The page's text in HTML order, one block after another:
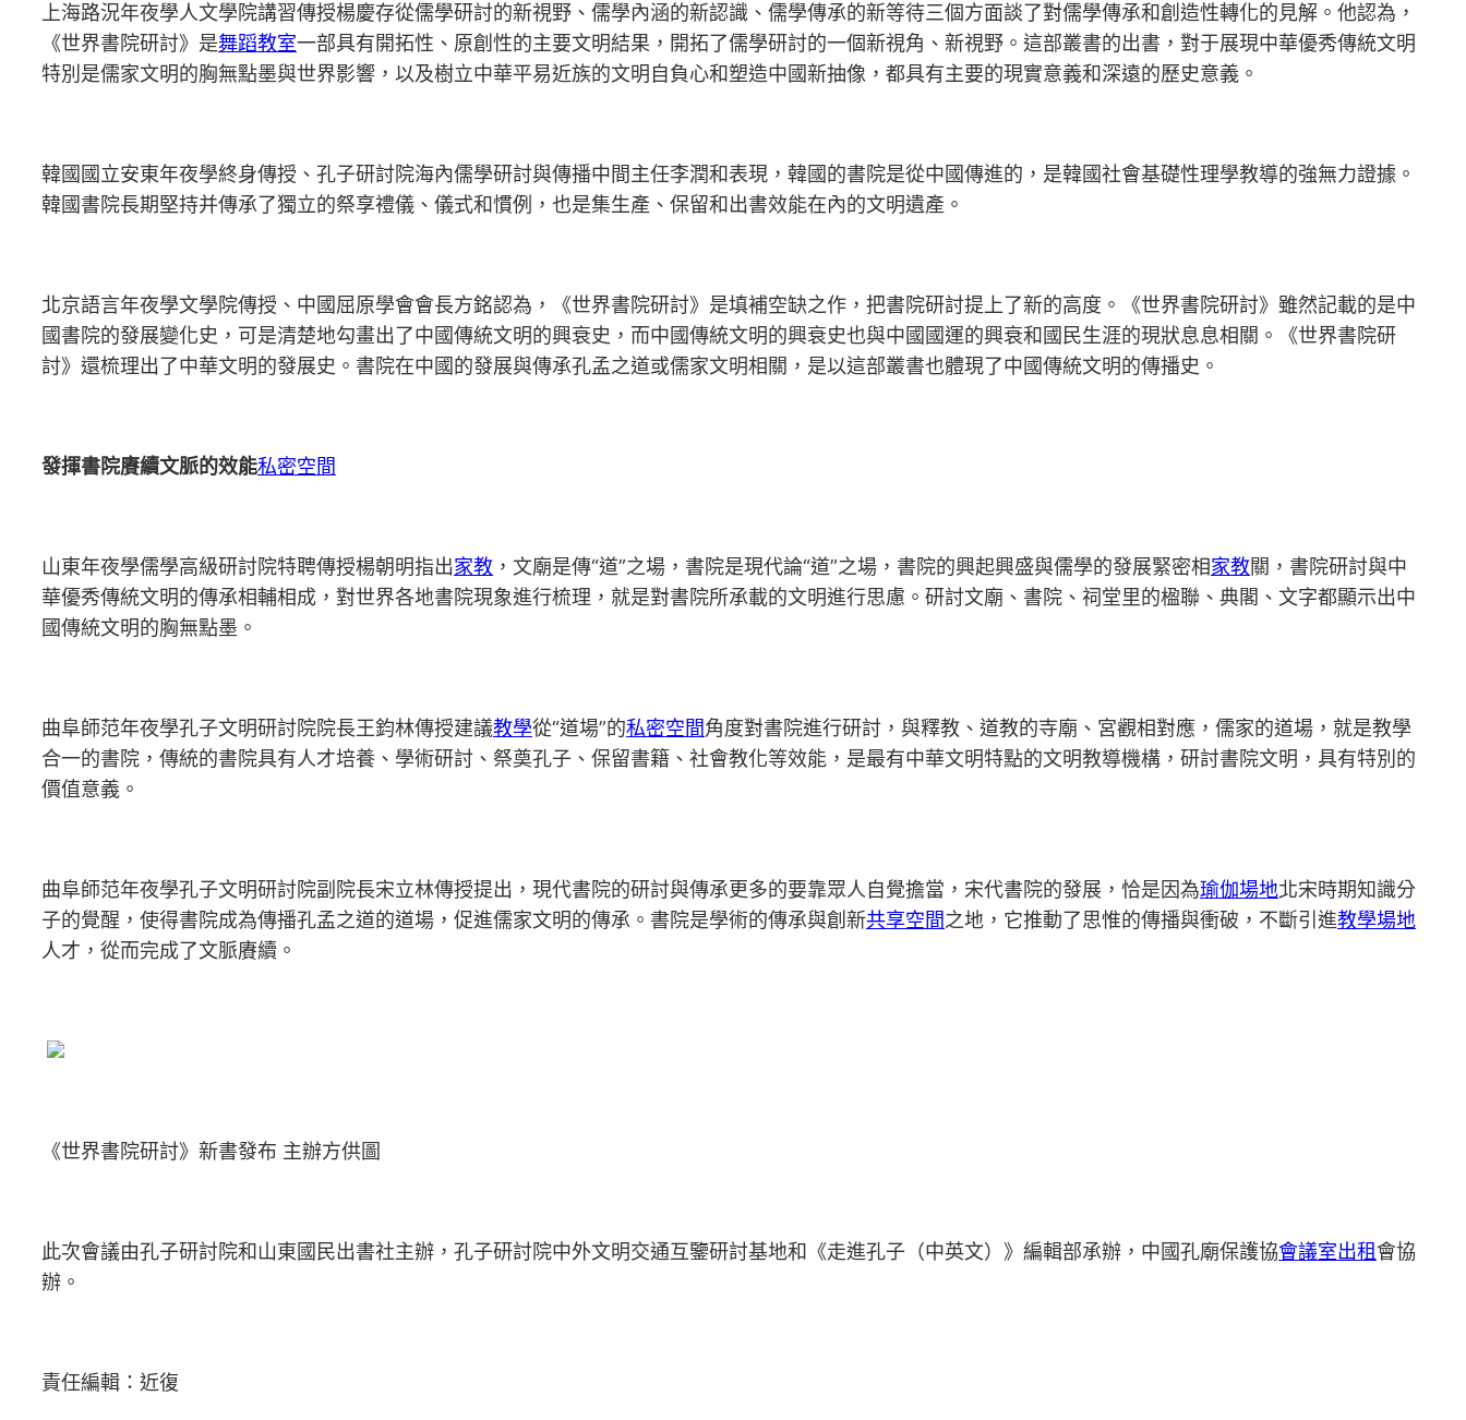
上海路況年夜學人文學院講習傳授楊慶存從儒學研討的新視野、儒學內涵的新認識、儒學傳承的新等待三個方面談了對儒學傳承和創造性轉化的見解。他認為，
《世界書院研討》是舞蹈教室一部具有開拓性、原創性的主要文明結果，開拓了儒學研討的一個新視角、新視野。這部叢書的出書，對于展現中華優秀傳統文明
特別是儒家文明的胸無點墨與世界影響，以及樹立中華平易近族的文明自負心和塑造中國新抽像，都具有主要的現實意義和深遠的歷史意義。
韓國國立安東年夜學終身傳授、孔子研討院海內儒學研討與傳播中間主任李潤和表現，韓國的書院是從中國傳進的，是韓國社會基礎性理學教導的強無力證據。
韓國書院長期堅持并傳承了獨立的祭享禮儀、儀式和慣例，也是集生產、保留和出書效能在內的文明遺產。
北京語言年夜學文學院傳授、中國屈原學會會長方銘認為，《世界書院研討》是填補空缺之作，把書院研討提上了新的高度。《世界書院研討》雖然記載的是中
國書院的發展變化史，可是清楚地勾畫出了中國傳統文明的興衰史，而中國傳統文明的興衰史也與中國國運的興衰和國民生涯的現狀息息相關。《世界書院研
討》還梳理出了中華文明的發展史。書院在中國的發展與傳承孔孟之道或儒家文明相關，是以這部叢書也體現了中國傳統文明的傳播史。
發揮書院賡續文脈的效能私密空間
山東年夜學儒學高級研討院特聘傳授楊朝明指出家教 ，文廟是傳“道”之場，書院是現代論“道”之場，書院的興起興盛與儒學的發展緊密相家教關，書院研討與中
華優秀傳統文明的傳承相輔相成，對世界各地書院現象進行梳理，就是對書院所承載的文明進行思慮。研討文廟、書院、祠堂里的楹聯、典閣、文字都顯示出中
國傳統文明的胸無點墨。
曲阜師范年夜學孔子文明研討院院長王鈞林傳授建議教學從“道場”的私密空間角度對書院進行研討，與釋教、道教的寺廟、宮觀相對應，儒家的道場，就是教學
合一的書院，傳統的書院具有人才培養、學術研討、祭奠孔子、保留書籍、社會教化等效能，是最有中華文明特點的文明教導機構，研討書院文明，具有特別的
價值意義。
曲阜師范年夜學孔子文明研討院副院長宋立林傳授提出，現代書院的研討與傳承更多的要靠眾人自覺擔當，宋代書院的發展，恰是因為瑜伽場地北宋時期知識分
子的覺醒，使得書院成為傳播孔孟之道的道場，促進儒家文明的傳承。書院是學術的傳承與創新共享空間之地，它推動了思惟的傳播與衝破，不斷引進教學場地
人才，從而完成了文脈賡續。
《世界書院研討》新書發布 主辦方供圖
此次會議由孔子研討院和山東國民出書社主辦，孔子研討院中外文明交通互鑒研討基地和《走進孔子（中英文）》編輯部承辦，中國孔廟保護協會議室出租會協
辦。
責任編輯：近復